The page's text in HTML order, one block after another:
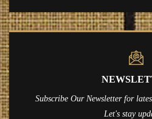
Subscribe Our Newsletter for
Let's stay